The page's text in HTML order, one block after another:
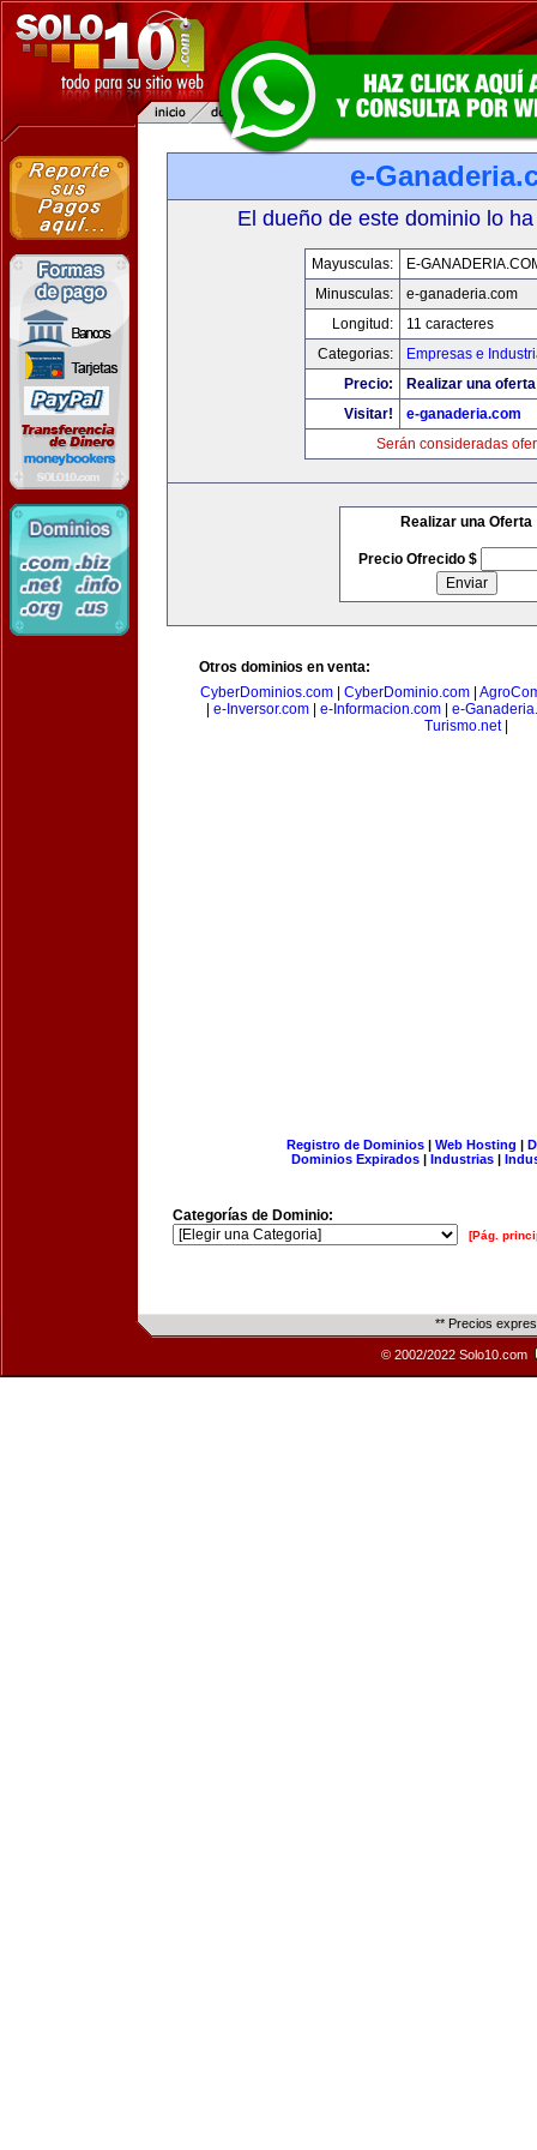
e-
El dueño de este dominio lo
Mayusculas:
E-
Minusculas:
e-ganaderia.com
Longitud:
11 caracteres
Categorias:
Empresas e
Precio:
Realizar una
Visitar!
e-ganaderia.com
Serán consideradas
Realizar una Oferta
Precio Ofrecido $
Otros dominios en venta:
CyberDominios.com| CyberDominio.com|
e-Inversor.com| e-Informacion.com| e-
Turismo.net|
Registro de Dominios| Web Hosting |
Dominios Expirados | Industrias |
Categorías de Dominio:
[Pág.
** Precios
© 2002/2022 Solo10.com